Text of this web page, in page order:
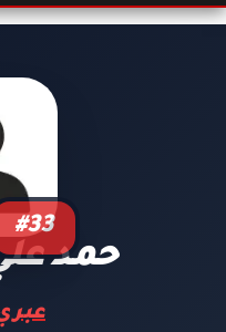
#33
حمد